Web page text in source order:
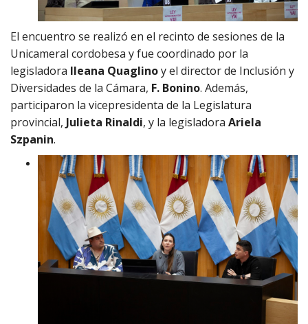
El encuentro se realizó en el recinto de sesiones de la
Unicameral cordobesa y fue coordinado por la
legisladora Ileana Quaglinoy el director de Inclusión y
Diversidades de la Cámara, F. Bonino. Además,
participaron la vicepresidenta de la Legislatura
provincial, Julieta Rinaldi, y la legisladora Ariela
Szpanin.